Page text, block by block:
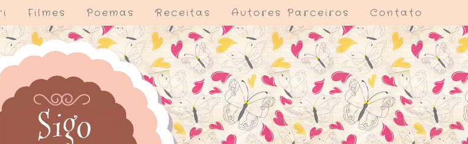
Filmes Poemas Receitas Autores Parceiros Contato